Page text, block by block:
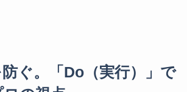
ぐ。「Do（実行）」で